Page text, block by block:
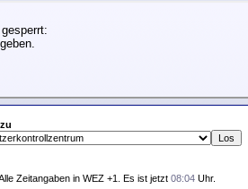
Zeitangaben in WEZ +1. Es ist jetzt 08:04 Uhr.